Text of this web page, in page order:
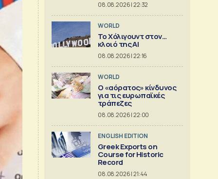
08.08.2026 | 22:32
WORLD
Το Χόλιγουντ στον…
κλοιό της AI
08.08.2026 | 22:16
WORLD
Ο «αόρατος» κίνδυνος
για τις ευρωπαϊκές
τράπεζες
08.08.2026 | 22:00
ENGLISH EDITION
Greek Exports on
Course for Historic
Record
08.08.2026 | 21:44